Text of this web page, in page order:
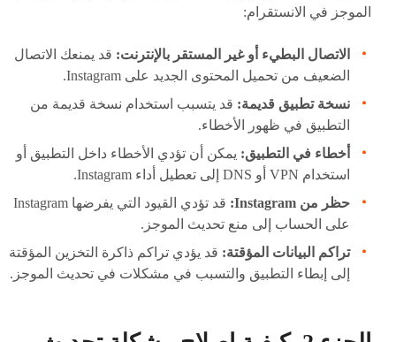
الموجز في الانستقرام:
الاتصال البطيء أو غير المستقر بالإنترنت: قد يمنعك الاتصال
الضعيف من تحميل المحتوى الجديد على Instagram.
نسخة تطبيق قديمة: قد يتسبب استخدام نسخة قديمة من
التطبيق في ظهور الأخطاء.
أخطاء في التطبيق: يمكن أن تؤدي الأخطاء داخل التطبيق أو
استخدام VPN أو DNS إلى تعطيل أداء Instagram.
حظر من Instagram:
قد تؤدي القيود التي يفرضها Instagram
على الحساب إلى منع تحديث الموجز.
تراكم البيانات المؤقتة: قد يؤدي تراكم ذاكرة التخزين المؤقتة
إلى إبطاء التطبيق والتسبب في مشكلات في تحديث الموجز.